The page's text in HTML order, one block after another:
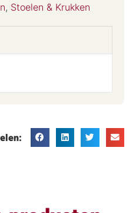
, Stoelen & Krukken